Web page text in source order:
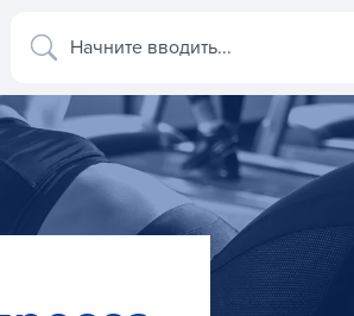
Начните вводить...